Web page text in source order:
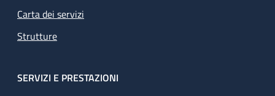
Carta dei servizi
Strutture
SERVIZI E PRESTAZIONI